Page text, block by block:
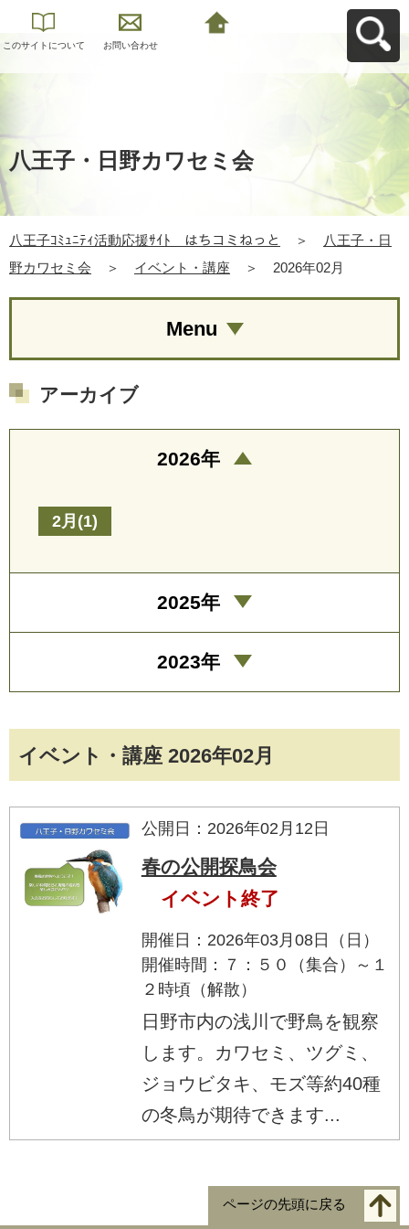
このサイトについて お問い合わせ
八王子・日野カワセミ会
八王子ｺﾐｭﾆﾃｨ活動応援ｻｲﾄ はちコミねっと ＞
八王子・日
野カワセミ会
＞ イベント・講座 ＞ 2026年02月
イベント・講座 2026年02月
公開日：2026年02月12日
春の公開探鳥会
イベント終了
開催日：2026年03月08日（日）
開催時間：７：５０（集合）～１
２時頃（解散）
日野市内の浅川で野鳥を観察
します。カワセミ、ツグミ、
ジョウビタキ、モズ等約40種
の冬鳥が期待できます...
Menu
アーカイブ
2026年
2月(1)
2025年
2023年
ページの先頭に戻る